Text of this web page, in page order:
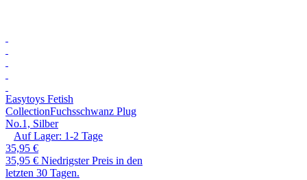
Easytoys Fetish
CollectionFuchsschwanz Plug
No.1, Silber
Auf Lager: 1-2 Tage
35,95 €
35,95 € Niedrigster Preis in den
letzten 30 Tagen.